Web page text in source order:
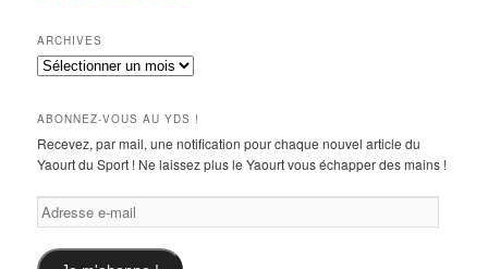
ARCHIVES
Archives
ABONNEZ-VOUS AU YDS !
Recevez, par mail, une notification pour chaque nouvel article du
Yaourt du Sport ! Ne laissez plus le Yaourt vous échapper des mains !
Adresse
e-
mail